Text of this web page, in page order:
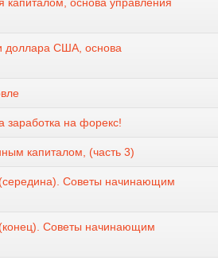
доллара США, основа
заработка на форекс!
капиталом, (часть 3)
Советы начинающим
Советы начинающим